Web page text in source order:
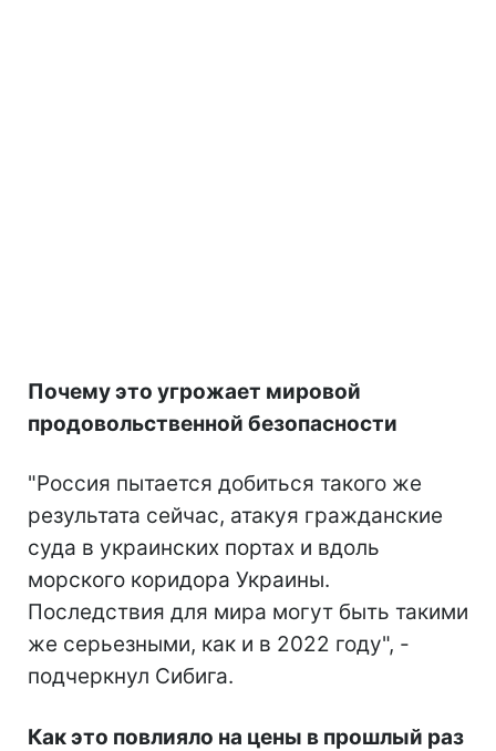
Почему это угрожает мировой
продовольственной безопасности
"Россия пытается добиться такого же
результата сейчас, атакуя гражданские
суда в украинских портах и вдоль
морского коридора Украины.
Последствия для мира могут быть такими
же серьезными, как и в 2022 году", -
подчеркнул Сибига.
Как это повлияло на цены в прошлый раз